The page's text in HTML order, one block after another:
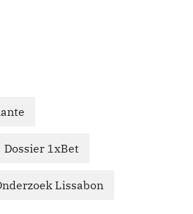
Dossier 1xBet
Lissabon